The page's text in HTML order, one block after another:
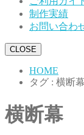
制作実績
お問い合わ
CLOSE
HOME
タグ : 横断幕
横断幕